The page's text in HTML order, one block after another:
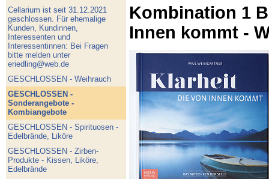
Cellarium ist seit 31.12.2021
geschlossen. Für ehemalige
Kunden, Kundinnen,
Interessenten und
Interessentinnen: Bei Fragen
bitte melden unter
eriedling@web.de
GESCHLOSSEN - Weihrauch
GESCHLOSSEN -
Sonderangebote -
Kombiangebote
GESCHLOSSEN - Spirituosen -
Edelbrände, Liköre
GESCHLOSSEN - Zirben-
Produkte - Kissen, Liköre,
Edelbrände
Kombination 1
Innen kommt -